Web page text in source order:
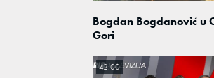
Bogdan Bogdanović u
Gori
42:00